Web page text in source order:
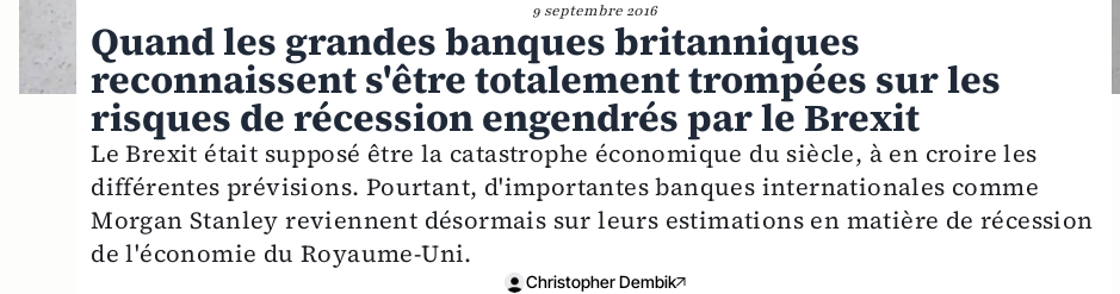
9 septembre 2016
Quand les grandes banques britanniques
reconnaissent s'être totalement trompées sur les
risques de récession engendrés par le Brexit
Le Brexit était supposé être la catastrophe économique du siècle, à en croire les
différentes prévisions. Pourtant, d'importantes banques internationales comme
Morgan Stanley reviennent désormais sur leurs estimations en matière de récession
de l'économie du Royaume-Uni.
Christopher Dembik